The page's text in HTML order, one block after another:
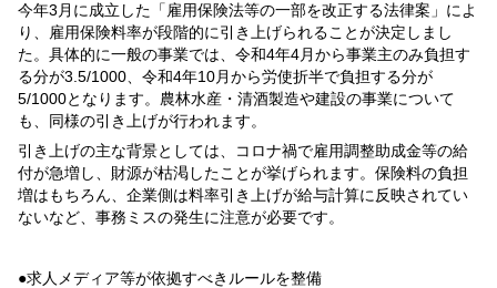
今年3月に成立した「雇用保険法等の一部を改正する法律案」によ
り、雇用保険料率が段階的に引き上げられることが決定しまし
た。具体的に一般の事業では、令和4年4月から事業主のみ負担す
る分が3.5/1000、令和4年10月から労使折半で負担する分が
5/1000となります。農林水産・清酒製造や建設の事業について
も、同様の引き上げが行われます。
引き上げの主な背景としては、コロナ禍で雇用調整助成金等の給
付が急増し、財源が枯渇したことが挙げられます。保険料の負担
増はもちろん、企業側は料率引き上げが給与計算に反映されてい
ないなど、事務ミスの発生に注意が必要です。
●求人メディア等が依拠すべきルールを整備